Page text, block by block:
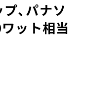
、パナソ
ット相当